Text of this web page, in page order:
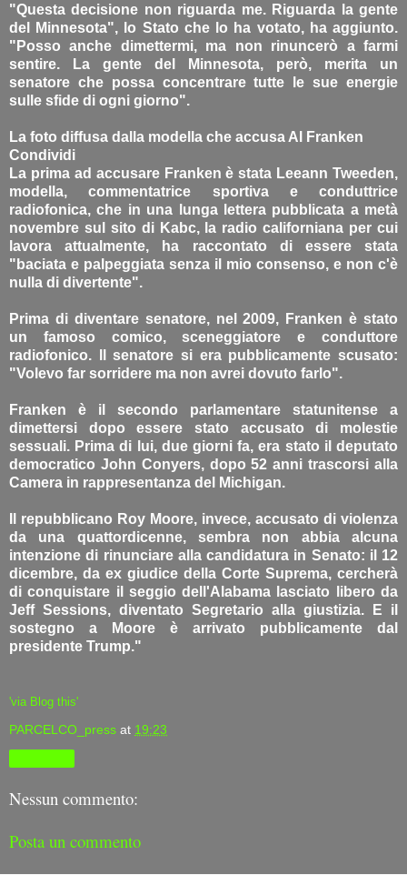
"Questa decisione non riguarda me. Riguarda la gente
del Minnesota", lo Stato che lo ha votato, ha aggiunto.
"Posso anche dimettermi, ma non rinuncerò a farmi
sentire. La gente del Minnesota, però, merita un
senatore che possa concentrare tutte le sue energie
sulle sfide di ogni giorno".
La foto diffusa dalla modella che accusa Al Franken
Condividi
La prima ad accusare Franken è stata Leeann Tweeden,
modella, commentatrice sportiva e conduttrice
radiofonica, che in una lunga lettera pubblicata a metà
novembre sul sito di Kabc, la radio californiana per cui
lavora attualmente, ha raccontato di essere stata
"baciata e palpeggiata senza il mio consenso, e non c'è
nulla di divertente".
Prima di diventare senatore, nel 2009, Franken è stato
un famoso comico, sceneggiatore e conduttore
radiofonico. ll senatore si era pubblicamente scusato:
"Volevo far sorridere ma non avrei dovuto farlo".
Franken è il secondo parlamentare statunitense a
dimettersi dopo essere stato accusato di molestie
sessuali. Prima di lui, due giorni fa, era stato il deputato
democratico John Conyers, dopo 52 anni trascorsi alla
Camera in rappresentanza del Michigan.
Il repubblicano Roy Moore, invece, accusato di violenza
da una quattordicenne, sembra non abbia alcuna
intenzione di rinunciare alla candidatura in Senato: il 12
dicembre, da ex giudice della Corte Suprema, cercherà
di conquistare il seggio dell'Alabama lasciato libero da
Jeff Sessions, diventato Segretario alla giustizia. E il
sostegno a Moore è arrivato pubblicamente dal
presidente Trump."
'via Blog this'
PARCELCO_press at 19:23
Nessun commento:
Posta un commento